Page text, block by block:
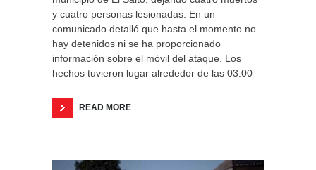
y cuatro personas lesionadas. En un
comunicado detalló que hasta el momento no
hay detenidos ni se ha proporcionado
información sobre el móvil del ataque. Los
hechos tuvieron lugar alrededor de las 03:00
READ MORE